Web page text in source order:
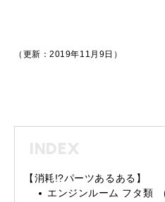
（更新：2019年11月9日）
INDEX
【消耗!?パーツあるある】
エンジンルーム フ